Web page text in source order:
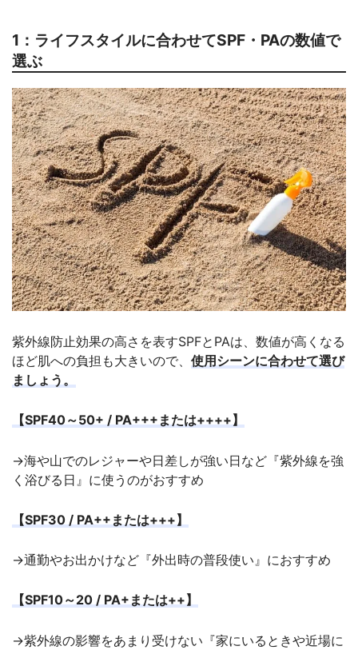
1：ライフスタイルに合わせてSPF・PAの数値で
選ぶ
紫外線防止効果の高さを表すSPFとPAは、数値が高くなる
ほど肌への負担も大きいので、 使用シーンに合わせて選び
ましょう。
【SPF40～50+ / PA+++または++++】
→海や山でのレジャーや日差しが強い日など『紫外線を強
く浴びる日』に使うのがおすすめ
【SPF30 / PA++または+++】
→通勤やお出かけなど『外出時の普段使い』におすすめ
【SPF10～20 / PA+または++】
→紫外線の影響をあまり受けない『家にいるときや近場に